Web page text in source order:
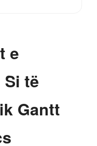
e
të
Gantt